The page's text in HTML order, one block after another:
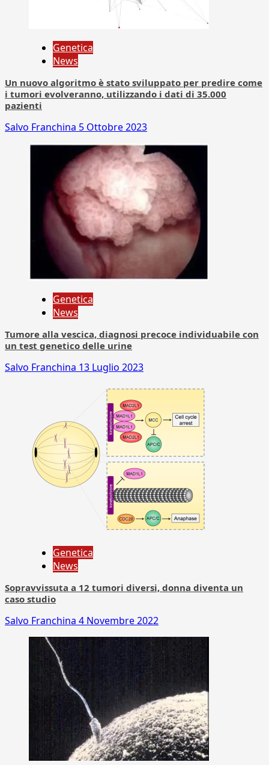
Genetica
News
Un nuovo algoritmo è stato sviluppato per predire come
i tumori evolveranno, utilizzando i dati di 35.000
pazienti
Salvo Franchina 5 Ottobre 2023
Genetica
News
Tumore alla vescica, diagnosi precoce individuabile con
un test genetico delle urine
Salvo Franchina 13 Luglio 2023
Genetica
News
Sopravvissuta a 12 tumori diversi, donna diventa un
caso studio
Salvo Franchina 4 Novembre 2022